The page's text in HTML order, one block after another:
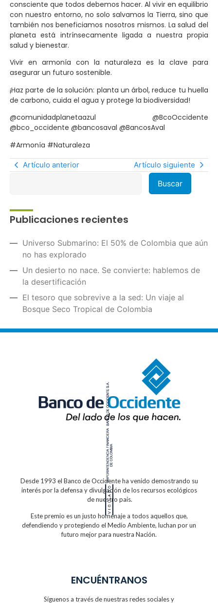
consciente que todos debemos hacer. Al vivir en equilibrio
con nuestro entorno, no solo salvamos la Tierra, sino que
también nos beneficiamos nosotros mismos. La salud del
planeta está intrínsecamente ligada a nuestra propia
salud y bienestar.
Vivir en armonía con la naturaleza es la clave para
asegurar un futuro sostenible.
¡Haz parte de la solución: planta un árbol, reduce tu huella
de carbono, cuida el agua y protege la biodiversidad!
@comunidadplanetaazul @BcoOccidente
@bco_occidente @bancosaval @BancosAval
#Armonía #Naturaleza
Artículo anterior Artículo siguiente
Publicaciones recientes
Universo Submarino: El 50% de Colombia que aún
no has explorado
Un desierto no nace. Se convierte: hablemos de
la desertificación
El tesoro que sobrevive a la sed: Un viaje al
Bosque Seco Tropical de Colombia
Desde 1993 el Banco de Occidenteha venido demostrando su
interés por la defensa y divulgación de los recursos ecológicos
de nuestro país.
Este premio es un justo homenaje a todosaquellos que,
defendiendo y protegiendo el Medio Ambiente, luchan por un
futuro mejor para nuestra Nación.
ENCUÉNTRANOS
Síguenos a través de nuestras redes sociales y